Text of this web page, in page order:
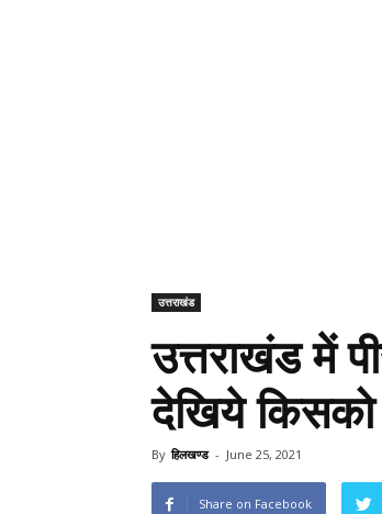
उत्तराखंड
उत्तराखंड में
देखिये
By हिलखण्ड - June 25, 2021
Share on Facebook